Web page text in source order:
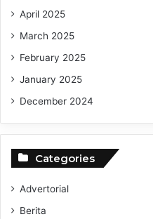
April 2025
March 2025
February 2025
January 2025
December 2024
Categories
Advertorial
Berita